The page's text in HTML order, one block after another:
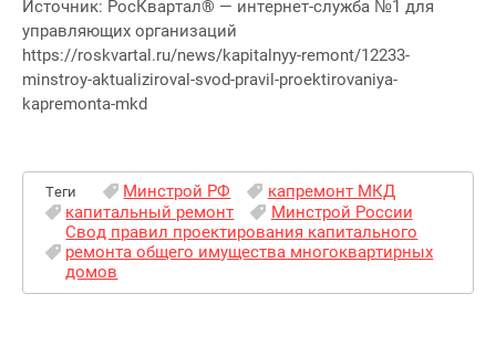
Источник: РосКвартал® — интернет-служба №1 для
управляющих организаций
https://roskvartal.ru/news/kapitalnyy-remont/12233-
minstroy-aktualiziroval-svod-pravil-proektirovaniya-
kapremonta-mkd
Теги Минстрой РФ
капремонт МКД
капитальный ремонт
Минстрой России
Свод правил проектирования капитального
ремонта общего имущества многоквартирных
домов